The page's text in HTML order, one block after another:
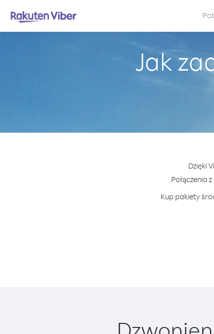
Jak
Dzięki
Połączenia
Kup pakiety